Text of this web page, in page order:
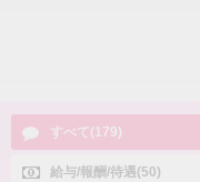
すべて(179)
給与/報酬/待遇(50)